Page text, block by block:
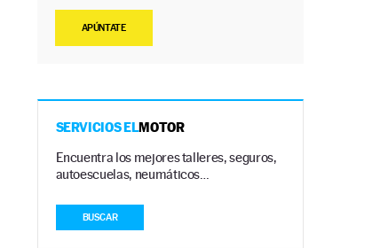
APÚNTATE
SERVICIOS ELMOTOR
Encuentra los mejores talleres, seguros,
autoescuelas, neumáticos…
BUSCAR